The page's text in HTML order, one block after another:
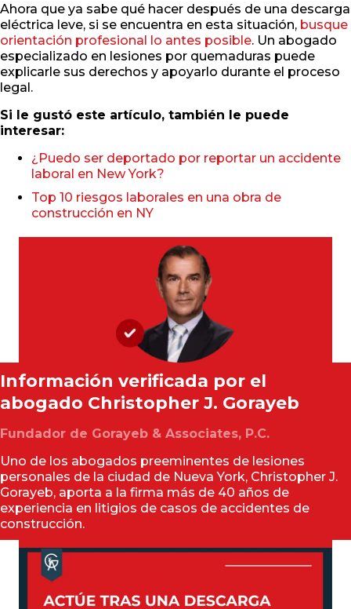
Ahora que ya sabe qué hacer después de una descarga
eléctrica leve, si se encuentra en esta situación, busque
orientación profesional lo antes posible. Un abogado
especializado en lesiones por quemaduras puede
explicarle sus derechos y apoyarlo durante el proceso
legal.
Si le gustó este artículo, también le puede
interesar:
¿Puedo ser deportado por reportar un accidente
laboral en New York?
Top 10 riesgos laborales en una obra de
construcción en NY
Información verificada por el
abogado Christopher J. Gorayeb
Fundador de Gorayeb & Associates, P.C.
Uno de los abogados preeminentes de lesiones
personales de la ciudad de Nueva York, Christopher J.
Gorayeb, aporta a la firma más de 40 años de
experiencia en litigios de casos de accidentes de
construcción.